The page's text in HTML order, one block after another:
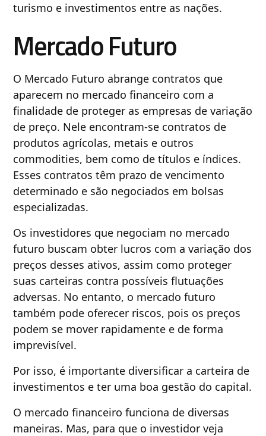
turismo e investimentos entre as nações.
Mercado Futuro
O Mercado Futuro abrange contratos que
aparecem no mercado financeiro com a
finalidade de proteger as empresas de variação
de preço. Nele encontram-se contratos de
produtos agrícolas, metais e outros
commodities, bem como de títulos e índices.
Esses contratos têm prazo de vencimento
determinado e são negociados em bolsas
especializadas.
Os investidores que negociam no mercado
futuro buscam obter lucros com a variação dos
preços desses ativos, assim como proteger
suas carteiras contra possíveis flutuações
adversas. No entanto, o mercado futuro
também pode oferecer riscos, pois os preços
podem se mover rapidamente e de forma
imprevisível.
Por isso, é importante diversificar a carteira de
investimentos e ter uma boa gestão do capital.
O mercado financeiro funciona de diversas
maneiras. Mas, para que o investidor veja